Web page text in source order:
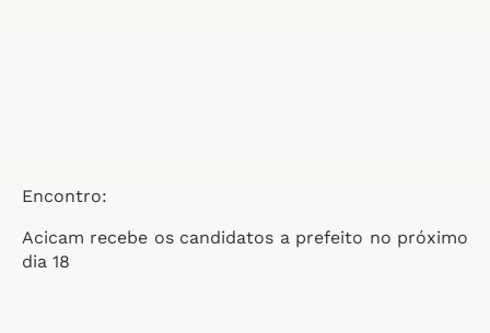
Encontro:
Acicam recebe os candidatos a prefeito no próximo
dia 18